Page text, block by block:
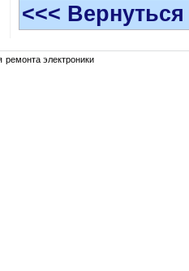
<<<
электроники